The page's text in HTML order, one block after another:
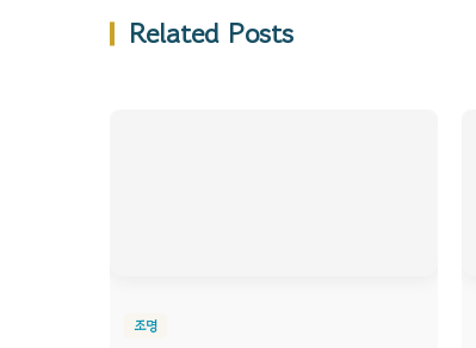
Related Posts
조명